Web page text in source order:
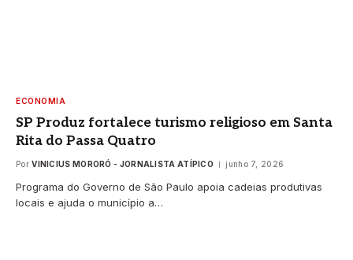
ECONOMIA
SP Produz fortalece turismo religioso em Santa
Rita do Passa Quatro
Por VINICIUS MORORÓ - JORNALISTA ATÍPICO junho 7, 2026
Programa do Governo de São Paulo apoia cadeias produtivas
locais e ajuda o município a…